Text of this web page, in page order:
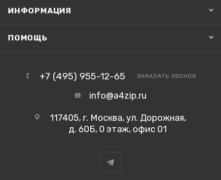
ИНФОРМАЦИЯ
ПОМОЩЬ
+7 (495) 955-12-65 ЗАКАЗАТЬ ЗВОНОК
info@a4zip.ru
117405, г. Москва, ул. Дорожная,
д. 60Б, 0 этаж, офис 01